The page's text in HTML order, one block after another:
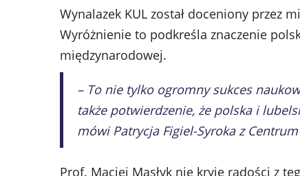
Wynalazek KUL został doceniony przez
Wyróżnienie to podkreśla znaczenie
międzynarodowej.
– To nie tylko ogromny sukces
także potwierdzenie, że polska i
mówi Patrycja Figiel-Syroka z
Prof. Maciej Masłyk nie kryje radości z